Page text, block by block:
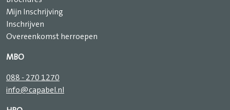
Mijn Inschrijving
Inschrijven
Overeenkomst herroepen
MBO
088 - 270 1270
info@capabel.nl